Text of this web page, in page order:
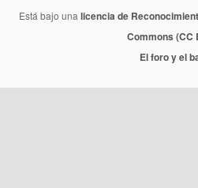
Está bajo una licencia de
Commons (CC
El foro y el